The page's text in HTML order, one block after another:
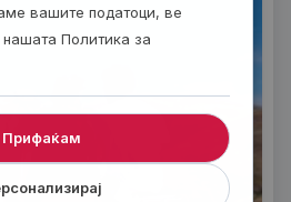
вашите податоци, ве
Политика за
Прифаќам